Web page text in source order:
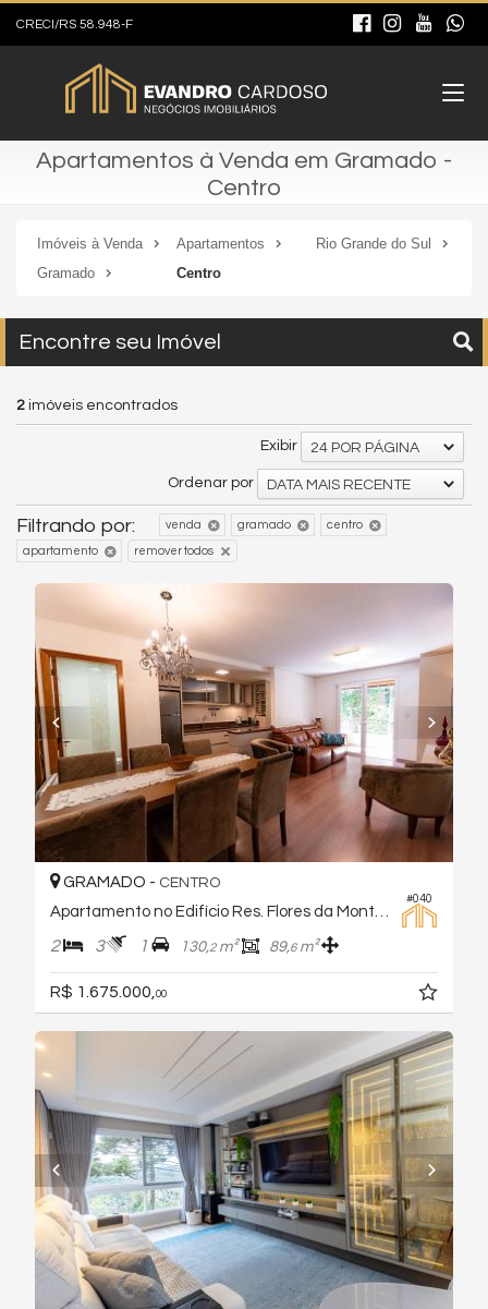
CRECI/RS 58.948-F
Apartamentos à Venda em Gramado -
Centro
Imóveis à Venda Apartamentos
Rio Grande do Sul
Gramado
Centro
Encontre seu Imóvel
2 imóveis encontrados
Exibir 24 POR PÁGINA
Ordenar por DATA MAIS RECENTE
Filtrando por: venda gramado centro
apartamento remover todos
#040
GRAMADO - CENTRO
Apartamento no Edifício Res. Flores da Montanha
2 3 1 130,2m² 89,6m²
R$ 1.675.000, 00